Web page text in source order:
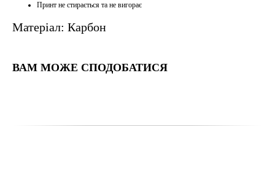
Принт не стирається та не вигорає
Матеріал: Карбон
ВАМ МОЖЕ СПОДОБАТИСЯ